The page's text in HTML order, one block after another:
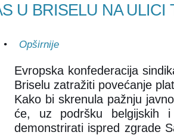
U BRISELU NA ULICI
• Opširnije
Evropska konfederacija
Briselu zatražiti povećanje
Kako bi skrenula pažnju
će, uz podršku belgijskih i
demonstrirati ispred zgrade